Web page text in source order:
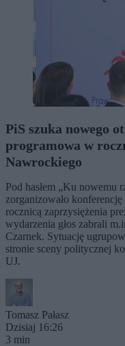
PiS szuka nowego
programowa w
Nawrockiego
Pod hasłem „Ku nowemu
zorganizowało
rocznicą zaprzysiężenia
wydarzenia głos zabrali
Czarnek. Sytuację
stronie sceny politycznej
UJ.
Tomasz Pałasz
Dzisiaj 16:26
3 min